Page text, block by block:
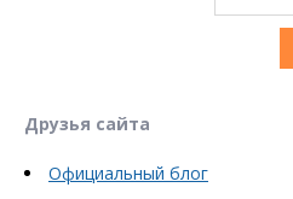
Друзья сайта
Официальный блог